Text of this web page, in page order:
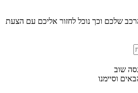
שלכם וכך נוכל לחזור אליכם עם הצעת
שוב
וסיימנו